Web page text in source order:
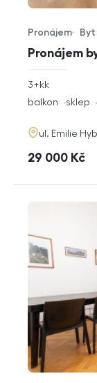
Pronájem
Typ nabídky
Pronájem
Typ nemovitosti
Byt
rozměry
3+kk
funkce
balkon sklep
adresa
ul. Emilie
cena
29 000 Kč